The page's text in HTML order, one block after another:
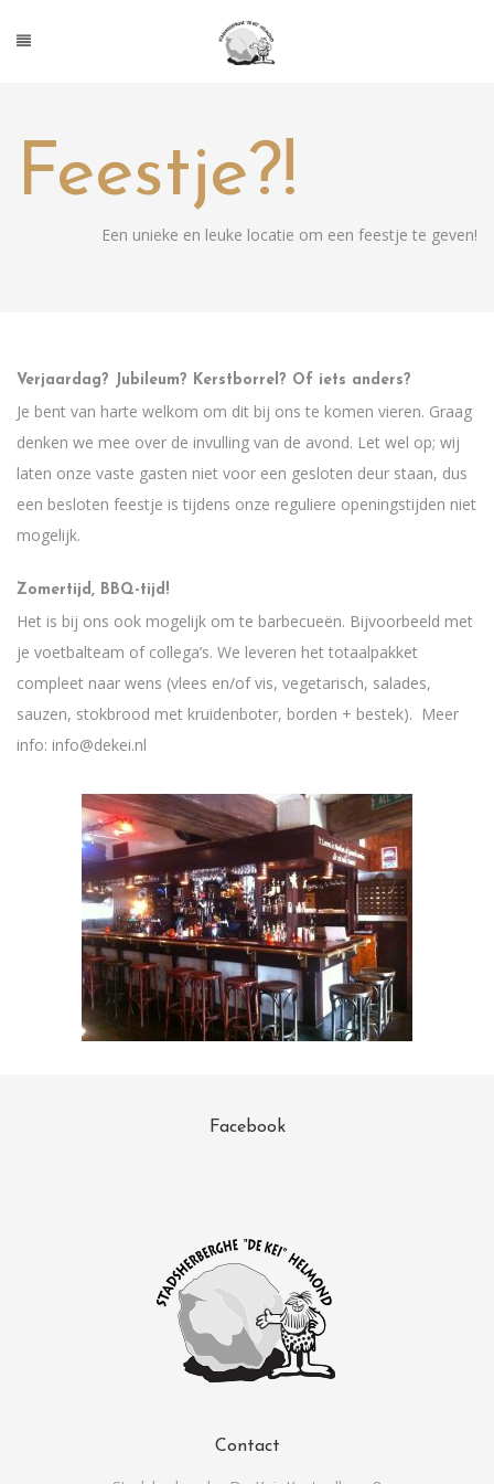
Feestje?!
Een unieke en leuke locatie om een feestje te geven!
Verjaardag? Jubileum? Kerstborrel? Of iets anders?
Je bent van harte welkom om dit bij ons te komen vieren. Graag
denken we mee over de invulling van de avond. Let wel op; wij
laten onze vaste gasten niet voor een gesloten deur staan, dus
een besloten feestje is tijdens onze reguliere openingstijden niet
mogelijk.
Zomertijd, BBQ-tijd!
Het is bij ons ook mogelijk om te barbecueën. Bijvoorbeeld met
je voetbalteam of collega’s. We leveren het totaalpakket
compleet naar wens (vlees en/of vis, vegetarisch, salades,
sauzen, stokbrood met kruidenboter, borden + bestek). Meer
info: info@dekei.nl
Facebook
Contact